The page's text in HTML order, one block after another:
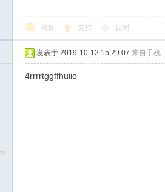
回复 支持 反对
发表于 2019-10-12 15:29:07 来自手机
4rrrrtggffhuiio